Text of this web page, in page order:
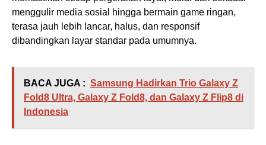
menggulir media sosial hingga bermain game ringan,
terasa jauh lebih lancar, halus, dan responsif
dibandingkan layar standar pada umumnya.
BACA JUGA : Samsung Hadirkan Trio Galaxy Z
Fold8 Ultra, Galaxy Z Fold8, dan Galaxy Z Flip8 di
Indonesia